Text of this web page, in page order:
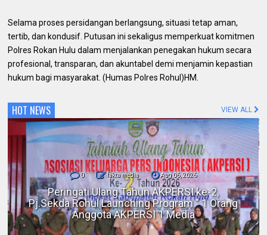
Selama proses persidangan berlangsung, situasi tetap aman,
tertib, dan kondusif. Putusan ini sekaligus memperkuat komitmen
Polres Rokan Hulu dalam menjalankan penegakan hukum secara
profesional, transparan, dan akuntabel demi menjamin kepastian
hukum bagi masyarakat. (Humas Polres Rohul)HM.
HOT NEWS VIEW ALL
0 fakta media Aug 06, 2026
Polres Inhil bersama Pemkab Inhil dan
BKSDA Riau Perkuat Sinergi Tangani
Gangguan Kera Liar di Tembilahan